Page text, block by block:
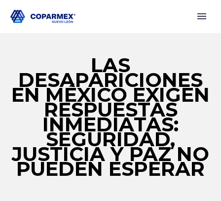
LAS
DESAPARICIONES
EN MÉXICO EXIGEN
RESPUESTAS
INMEDIATAS:
SEGURIDAD,
JUSTICIA Y PAZ NO
PUEDEN ESPERAR